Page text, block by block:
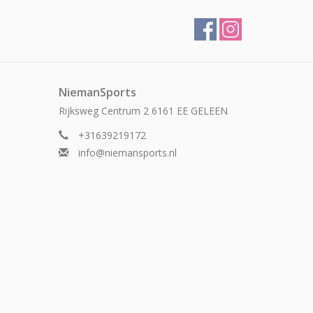
NiemanSports
Rijksweg Centrum 2 6161 EE GELEEN
+31639219172
info@niemansports.nl